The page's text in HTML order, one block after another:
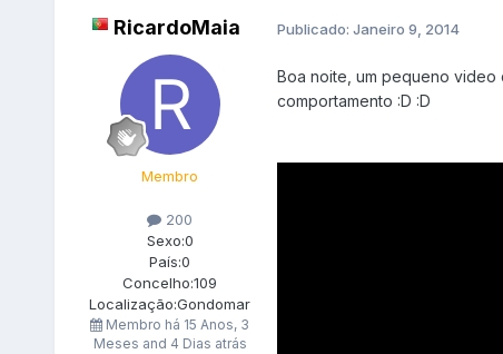
RicardoMaia
Membro
200
Sexo:0
País:0
Concelho:109
Localização:Gondomar
Membro há 15 Anos, 3
Meses and 4 Dias atrás
Publicado: Janeiro 9, 2014
Boa noite, um pequeno video
comportamento :D :D